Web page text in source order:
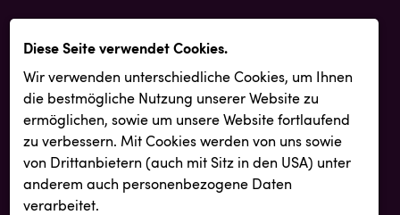
Diese Seite verwendet Cookies.
Wir verwenden unterschiedliche Cookies, um Ihnen
die best­mögliche Nutzung unserer Website zu
ermöglichen, sowie um unsere Website fortlaufend
zu verbessern. Mit Cookies werden von uns sowie
von Drittanbietern (auch mit Sitz in den USA) unter
anderem auch personenbezogene Daten
verarbeitet.